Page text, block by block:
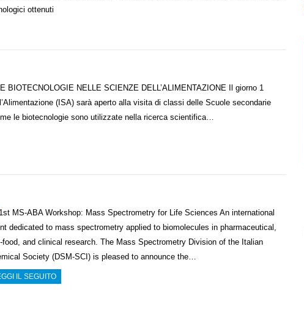
ottenuti
BIOTECNOLOGIE NELLE SCIENZE DELL’ALIMENTAZIONE Il giorno 1
(ISA) sarà aperto alla visita di classi delle Scuole secondarie
le biotecnologie sono utilizzate nella ricerca scientifica…
1st MS-ABA Workshop: Mass Spectrometry for Life Sciences An international
dedicated to mass spectrometry applied to biomolecules in pharmaceutical,
food, and clinical research. The Mass Spectrometry Division of the Italian
Society (DSM-SCI) is pleased to announce the…
IL SEGUITO